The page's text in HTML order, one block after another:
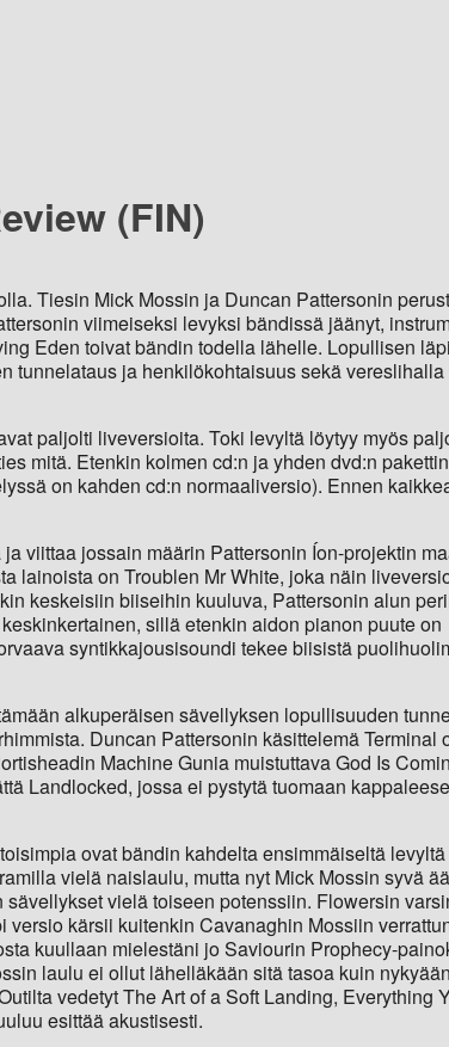
(FIN)
Tiesin Mick Mossin ja Duncan Pattersonin
viimeiseksi levyksi bändissä jäänyt,
Eden toivat bändin todella lähelle. Lopullisen
ja henkilökohtaisuus sekä
paljolti liveversioita. Toki levyltä löytyy myös
mitä. Etenkin kolmen cd:n ja yhden dvd:n
on kahden cd:n normaaliversio). Ennen
viittaa jossain määrin Pattersonin Íon-projektin
lainoista on Troublen Mr White, joka näin
keskeisiin biiseihin kuuluva, Pattersonin alun
sillä etenkin aidon pianon puute on
syntikkajousisoundi tekee biisistä
alkuperäisen sävellyksen lopullisuuden
Duncan Pattersonin käsittelemä Terminal
Machine Gunia muistuttava God Is
Landlocked, jossa ei pystytä tuomaan
ovat bändin kahdelta ensimmäiseltä
vielä naislaulu, mutta nyt Mick Mossin syvä
vielä toiseen potenssiin. Flowersin
kärsii kuitenkin Cavanaghin Mossiin
kuullaan mielestäni jo Saviourin Prophecy-
laulu ei ollut lähelläkään sitä tasoa kuin
vedetyt The Art of a Soft Landing, Everything
esittää akustisesti.